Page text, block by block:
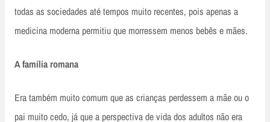
todas as sociedades até tempos muito recentes, pois apenas a
medicina moderna permitiu que morressem menos bebês e mães.
A família romana
Era também muito comum que as crianças perdessem a mãe ou o
pai muito cedo, já que a perspectiva de vida dos adultos não era